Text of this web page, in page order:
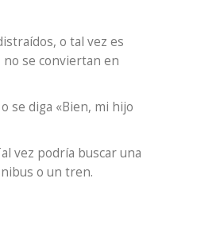
o tal vez es
se conviertan en
se diga «Bien, mi hijo
vez podría buscar una
o un tren.